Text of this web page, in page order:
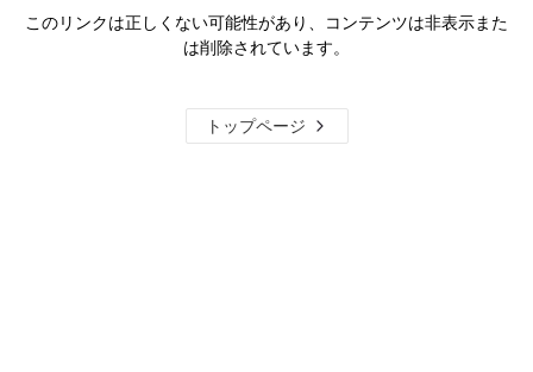
このリンクは正しくない可能性があり、コンテンツは非表示また
は削除されています。
トップページ